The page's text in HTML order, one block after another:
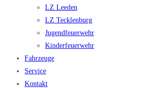
LZ Leeden
LZ Tecklenburg
Jugendfeuerwehr
Kinderfeuerwehr
Fahrzeuge
Service
Kontakt